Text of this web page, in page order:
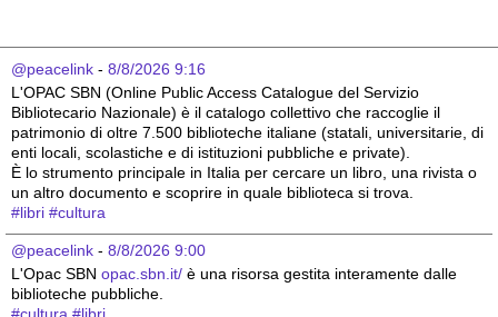
@peacelink - 8/8/2026 9:16
L'OPAC SBN (Online Public Access Catalogue del Servizio
Bibliotecario Nazionale) è il catalogo collettivo che raccoglie il
patrimonio di oltre 7.500 biblioteche italiane (statali, universitarie, di
enti locali, scolastiche e di istituzioni pubbliche e private).
È lo strumento principale in Italia per cercare un libro, una rivista o
un altro documento e scoprire in quale biblioteca si trova.
#libri #cultura
@peacelink - 8/8/2026 9:00
L'Opac SBN opac.sbn.it/ è una risorsa gestita interamente dalle
biblioteche pubbliche.